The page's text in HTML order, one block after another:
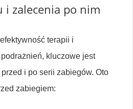
i zalecenia po nim
terapii i
kluczowe jest
i po serii zabiegów. Oto
zabiegiem: